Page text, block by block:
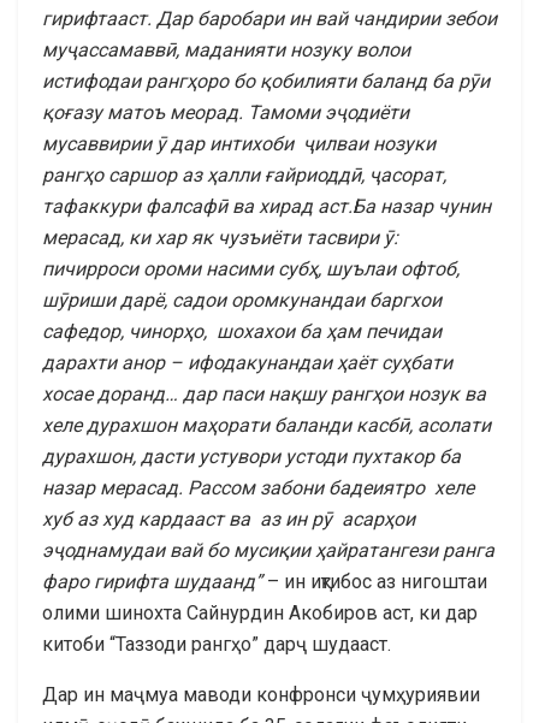
гирифтааст. Дар баробари ин вай чандирии зебои
муҷассамаввӣ, маданияти нозуку волои
истифодаи рангҳоро бо қобилияти баланд ба рӯи
қоғазу матоъ меорад. Тамоми эҷодиёти
мусаввирии ӯ дар интихоби ҷилваи нозуки
рангҳо саршор аз ҳалли ғайриоддӣ, ҷасорат,
тафаккури фалсафӣ ва хирад аст.Ба назар чунин
мерасад, ки хар як чузъиёти тасвири ӯ:
пичирроси ороми насими субҳ, шуълаи офтоб,
шӯриши дарё, садои оромкунандаи баргхои
сафедор, чинорҳо, шохахои ба ҳам печидаи
дарахти анор – ифодакунандаи ҳаёт суҳбати
хосае доранд… дар паси нақшу рангҳои нозук ва
хеле дурахшон маҳорати баланди касбӣ, асолати
дурахшон, дасти устувори устоди пухтакор ба
назар мерасад. Рассом забони бадеиятро хеле
хуб аз худ кардааст ва аз ин рӯ асарҳои
эҷоднамудаи вай бо мусиқии ҳайратангези ранга
фаро гирифта шудаанд”– ин иқтибос аз нигоштаи
олими шинохта Сайнурдин Акобиров аст, ки дар
китоби “Таззоди рангҳо” дарҷ шудааст.
Дар ин маҷмуа маводи конфронси ҷумҳуриявии